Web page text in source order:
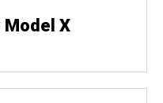
Model X